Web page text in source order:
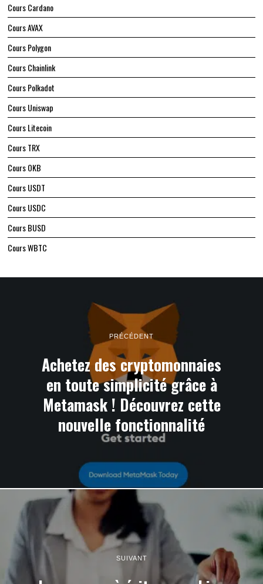
Cours Cardano
Cours AVAX
Cours Polygon
Cours Chainlink
Cours Polkadot
Cours Uniswap
Cours Litecoin
Cours TRX
Cours OKB
Cours USDT
Cours USDC
Cours BUSD
Cours WBTC
PRÉCÉDENT
Achetez des cryptomonnaies
en toute simplicité grâce à
Metamask ! Découvrez cette
nouvelle fonctionnalité
SUIVANT